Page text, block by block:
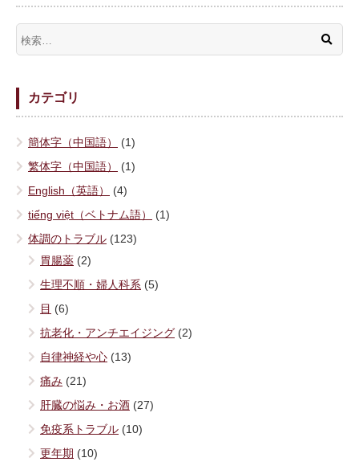
カテゴリ
簡体字（中国語）
(1)
繁体字（中国語）
(1)
English（英語）
(4)
tiếng việt（ベトナム語）
(1)
体調のトラブル (123)
胃腸薬 (2)
生理不順・婦人科系 (5)
目 (6)
抗老化・アンチエイジング (2)
自律神経や心 (13)
痛み (21)
肝臓の悩み・お酒 (27)
免疫系トラブル (10)
更年期 (10)